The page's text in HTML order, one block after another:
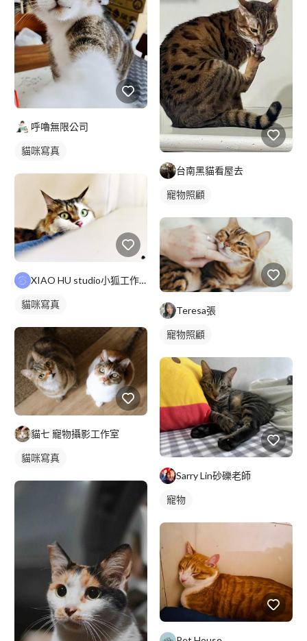
呼嚕無限公司
貓咪寫真
XIAO HU studio小狐工作室
貓咪寫真
貓七 寵物攝影工作室
貓咪寫真
台南黑貓看屋去
寵物照顧
Teresa張
寵物照顧
Sarry Lin砂礫老師
寵物